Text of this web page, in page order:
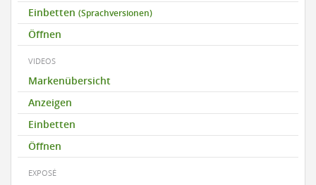
Einbetten (Sprachversionen)
Öffnen
VIDEOS
Markenübersicht
Anzeigen
Einbetten
Öffnen
EXPOSÉ